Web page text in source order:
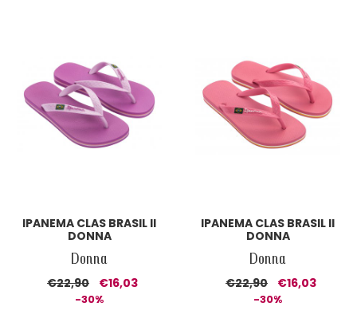
IPANEMA CLAS BRASIL II
DONNA
Donna
€22,90 €16,03
-30%
IPANEMA CLAS BRASIL II
DONNA
Donna
€22,90 €16,03
-30%